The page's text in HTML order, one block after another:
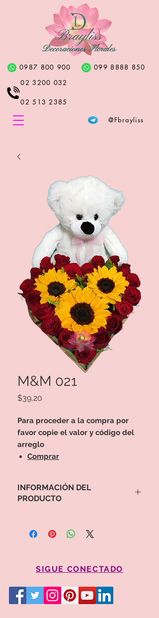
@Fbrayliss
0987 800 900
02 3200 032
02 513 2385
099 8888 850
M&M 021
$39,20
Para proceder a la compra por
favor copie el valor y código del
arreglo
Comprar
INFORMACIÓN DEL
PRODUCTO
Comprar
SIGUE CONECTADO